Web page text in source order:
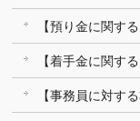
【預り金に関す
【着手金に関す
【事務員に対す